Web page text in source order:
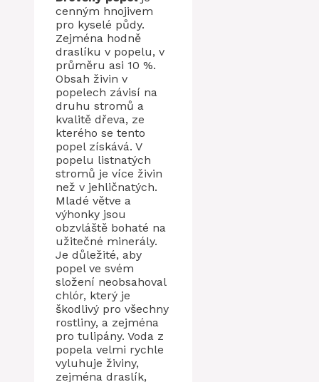
cenným hnojivem
pro kyselé půdy.
Zejména hodně
draslíku v popelu, v
průměru asi 10 %.
Obsah živin v
popelech závisí na
druhu stromů a
kvalitě dřeva, ze
kterého se tento
popel získává. V
popelu listnatých
stromů je více živin
než v jehličnatých.
Mladé větve a
výhonky jsou
obzvláště bohaté na
užitečné minerály.
Je důležité, aby
popel ve svém
složení neobsahoval
chlór, který je
škodlivý pro všechny
rostliny, a zejména
pro tulipány. Voda z
popela velmi rychle
vyluhuje živiny,
zejména draslík,